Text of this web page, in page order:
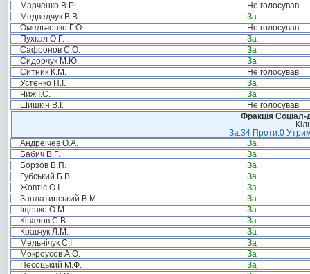
Марченко В.Р.
Не голосував
Медведчук В.В.
За
Омельченко Г.О.
Не голосував
Пухкал О.Г.
За
Сафронов С.О.
За
Сидорчук М.Ю.
За
Ситник К.М.
Не голосував
Устенко П.І.
За
Чиж І.С.
За
Шишкін В.І.
Не голосував
Фракція Соціал-
За:34 Проти:0
Андреічев О.А.
За
Бабич В.Г.
За
Борзов В.П.
За
Губський Б.В.
За
Жовтіс О.І.
За
Заплатинський В.М.
За
Іщенко О.М.
За
Ківалов С.В.
За
Кравчук Л.М.
За
Мельнічук С.І.
За
Мокроусов А.О.
За
Песоцький М.Ф.
За